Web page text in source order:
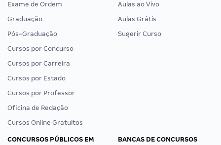
Exame de Ordem
Graduação
Pós-Graduação
Cursos por Concurso
Cursos por Carreira
Cursos por Estado
Cursos por Professor
Oficina de Redação
Cursos Online Gratuitos
Aulas ao Vivo
Aulas Grátis
Sugerir Curso
CONCURSOS PÚBLICOS EM
BANCAS DE CONCURSOS